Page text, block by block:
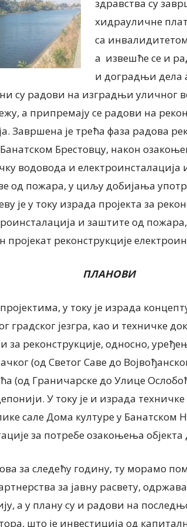
здравства су
хидрауличне
са
а извешће се и
и доградњи дела
су радови на изградњи
а припремају се радови на
Завршена је трећа фаза радова
Брестовцу, након
водовода и електроинсталација
од пожара, у циљу добијања
је у току израда пројекта за
и заштите од
реконструкције
ПЛАНОВИ
у току је израда
градског језгра, као и техничке
за реконструкције, односно,
(од Светог Саве до
(од Граничарске до Улице
У току је и израда
сале Дома културе у Банатском
за потребе озакоњења
за следећу годину, ту морамо
за јавну расвету,
а у плану су и радови на
што је инвестиција од
САМОУПРАВА
радови на изградњи
до Банатског Новог
чиме ће и ово место бити
на градску
мрежу КОНАЧНО ЋЕ
ИМАТИ...
2026